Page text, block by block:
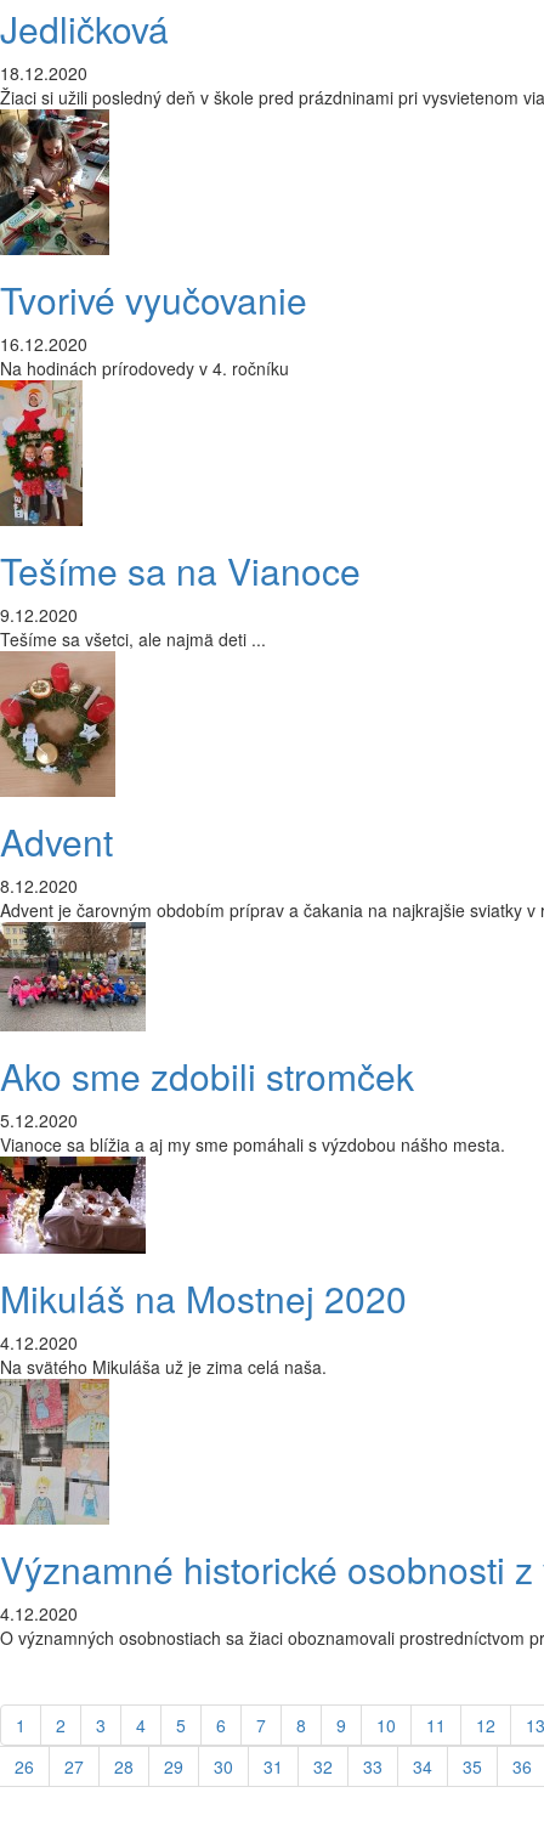
Jedličková
18.12.2020
Žiaci si užili posledný deň v škole pred prázdninami pri vysvietenom
Tvorivé vyučovanie
16.12.2020
Na hodinách prírodovedy v 4. ročníku
Tešíme sa na Vianoce
9.12.2020
Tešíme sa všetci, ale najmä deti ...
Advent
8.12.2020
Advent je čarovným obdobím príprav a čakania na najkrajšie sviatky v
Ako sme zdobili stromček
5.12.2020
Vianoce sa blížia a aj my sme pomáhali s výzdobou nášho mesta.
Mikuláš na Mostnej 2020
4.12.2020
Na svätého Mikuláša už je zima celá naša.
Významné historické osobnosti
4.12.2020
O významných osobnostiach sa žiaci oboznamovali prostredníctvom
1 2 3 4 5 6 7 8 9 10 11 12
13
26
27 28 29 30 31 32 33 34 35 36